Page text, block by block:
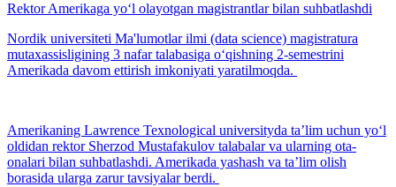
Rektor Amerikaga yo‘l olayotgan magistrantlar bilan suhbatlashdi
Nordik universiteti Ma'lumotlar ilmi (data science) magistratura
mutaxassisligining 3 nafar talabasiga o‘qishning 2-semestrini
Amerikada davom ettirish imkoniyati yaratilmoqda.
Amerikaning Lawrence Texnological universityda taʼlim uchun yo‘l
oldidan rektor Sherzod Mustafakulov talabalar va ularning ota-
onalari bilan suhbatlashdi. Amerikada yashash va taʼlim olish
borasida ularga zarur tavsiyalar berdi.